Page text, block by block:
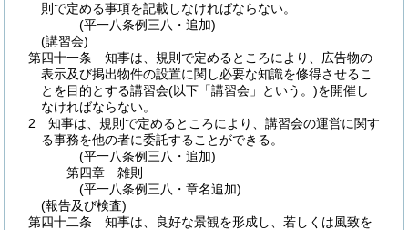
則で定める事項を記載しなければならない。
(平一八条例三八・追加)
(講習会)
第四十一条
知事は、規則で定めるところにより、広告物の
表示及び掲出物件の設置に関し必要な知識を修得させるこ
とを目的とする講習会(以下「講習会」という。)を開催し
なければならない。
2
知事は、規則で定めるところにより、講習会の運営に関す
る事務を他の者に委託することができる。
(平一八条例三八・追加)
第四章
雑則
(平一八条例三八・章名追加)
(報告及び検査)
第四十二条
知事は、良好な景観を形成し、若しくは風致を